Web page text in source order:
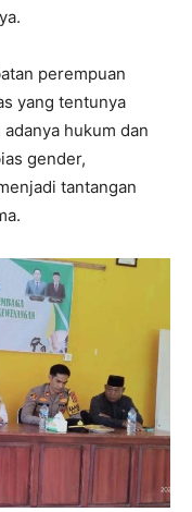
perempuan
yang tentunya
hukum dan
gender,
tantangan